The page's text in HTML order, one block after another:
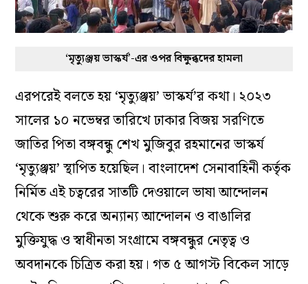
‘মৃত্যুঞ্জয় ভাস্কর্য’-এর ওপর বিক্ষুব্ধদের হামলা
এরপরেই বলতে হয় ‘মৃত্যুঞ্জয়’ ভাস্কর্য’র কথা। ২০২৩
সালের ১০ নভেম্বর তারিখে ঢাকার বিজয় সরণিতে
জাতির পিতা বঙ্গবন্ধু শেখ মুজিবুর রহমানের ভাস্কর্য
‘মৃত্যুঞ্জয়’ স্থাপিত হয়েছিল। বাংলাদেশ সেনাবাহিনী কর্তৃক
নির্মিত এই চত্বরের সাতটি দেওয়ালে ভাষা আন্দোলন
থেকে শুরু করে অন্যান্য আন্দোলন ও বাঙালির
মুক্তিযুদ্ধ ও স্বাধীনতা সংগ্রামে বঙ্গবন্ধুর নেতৃত্ব ও
অবদানকে চিত্রিত করা হয়। গত ৫ আগস্ট বিকেল সাড়ে